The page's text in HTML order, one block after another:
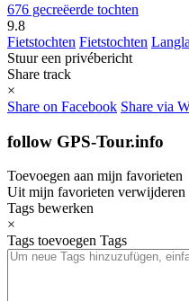
676 gecreëerde tochten
9.8
Fietstochten Fietstochten
Stuur een privébericht
Share track
×
Share on Facebook Share via
follow GPS-Tour.info
Toevoegen aan mijn favorieten
Uit mijn favorieten verwijderen
Tags bewerken
×
Tags toevoegen Tags